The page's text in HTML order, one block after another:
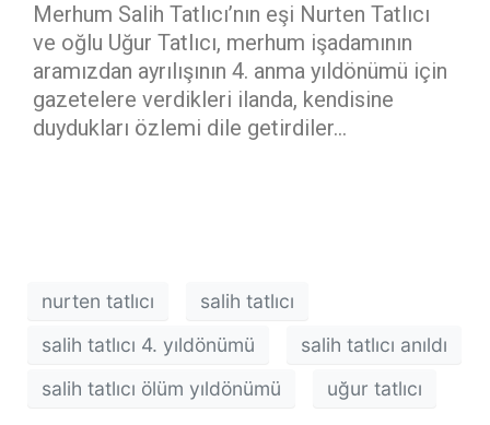
Merhum Salih Tatlıcı’nın eşi Nurten Tatlıcı
ve oğlu Uğur Tatlıcı, merhum işadamının
aramızdan ayrılışının 4. anma yıldönümü için
gazetelere verdikleri ilanda, kendisine
duydukları özlemi dile getirdiler…
nurten tatlıcı
salih tatlıcı
salih tatlıcı 4. yıldönümü
salih tatlıcı anıldı
salih tatlıcı ölüm yıldönümü
uğur tatlıcı